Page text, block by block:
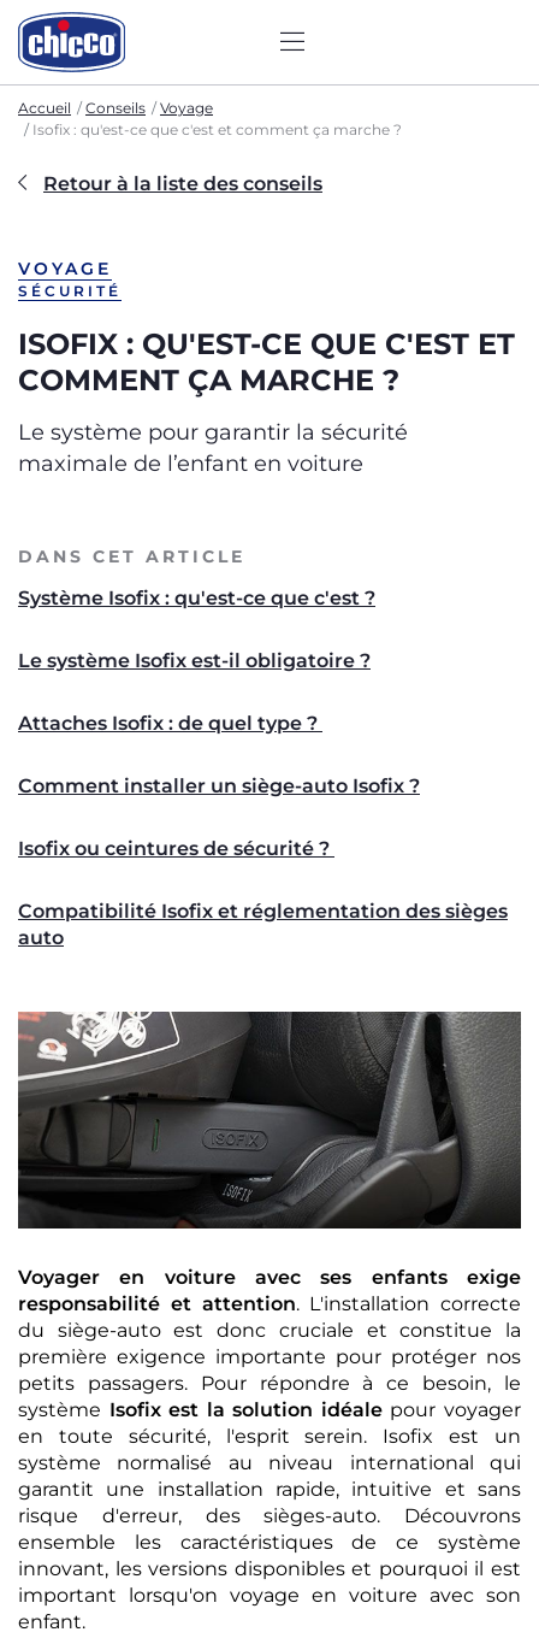
Accueil Conseils
Voyage
Isofix : qu'est-ce que c'est et comment ça marche ?
Retour à la liste des conseils
VOYAGE
SÉCURITÉ
ISOFIX : QU'EST-CE QUE C'EST ET
COMMENT ÇA MARCHE ?
Le système pour garantir la sécurité
maximale de l’enfant en voiture
DANS CET ARTICLE
Système Isofix : qu'est-ce que c'est ?
Le système Isofix est-il obligatoire ?
Attaches Isofix : de quel type ?
Comment installer un siège-auto Isofix ?
Isofix ou ceintures de sécurité ?
Compatibilité Isofix et réglementation des sièges
auto
Voyager en voiture avec ses enfants exige
responsabilité et attention. L'installation correcte
du siège-auto est donc cruciale et constitue la
première exigence importante pour protéger nos
petits passagers. Pour répondre à ce besoin, le
système Isofix est la solution idéalepour voyager
en toute sécurité, l'esprit serein. Isofix est un
système normalisé au niveau international qui
garantit une installation rapide, intuitive et sans
risque d'erreur, des sièges-auto. Découvrons
ensemble les caractéristiques de ce système
innovant, les versions disponibles et pourquoi il est
important lorsqu'on voyage en voiture avec son
enfant.